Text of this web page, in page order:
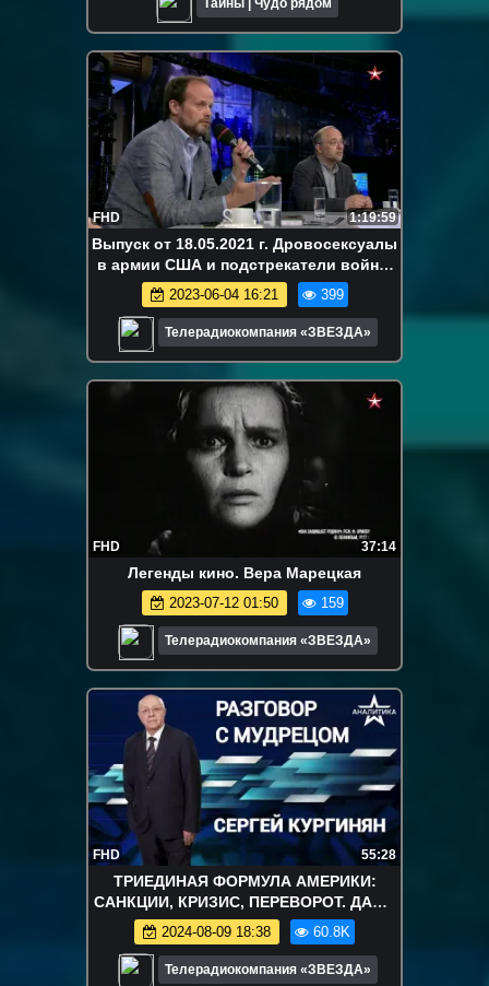
FHD 1:19:59
Выпуск от 18.05.2021 г. Дровосексуалы
в армии США и подстрекатели войны
на Украине
2023-06-04 16:21 399
Телерадиокомпания «ЗВЕЗДА»
FHD 37:14
Легенды кино. Вера Марецкая
2023-07-12 01:50 159
Телерадиокомпания «ЗВЕЗДА»
FHD 55:28
ТРИЕДИНАЯ ФОРМУЛА АМЕРИКИ:
САНКЦИИ, КРИЗИС, ПЕРЕВОРОТ. ДАЖЕ
МАЛАЯ ОППОЗИЦИЯ - ВСЕГДА
БОЛЬШАЯ КРОВЬ
2024-08-09 18:38 60.8K
Телерадиокомпания «ЗВЕЗДА»